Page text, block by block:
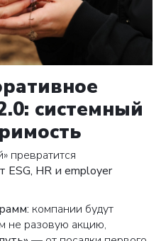
системный
превратится
HR и employer
компании будут
не разовую акцию,